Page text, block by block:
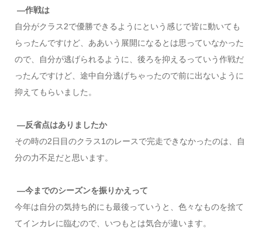
―作戦は
自分がクラス2で優勝できるようにという感じで皆に動いても
らったんですけど、ああいう展開になるとは思っていなかった
ので、自分が逃げられるように、後ろを抑えるっていう作戦だ
ったんですけど、途中自分逃げちゃったので前に出ないように
抑えてもらいました。
―反省点はありましたか
その時の2日目のクラス1のレースで完走できなかったのは、自
分の力不足だと思います。
―今までのシーズンを振りかえって
今年は自分の気持ち的にも最後っていうと、色々なものを捨て
てインカレに臨むので、いつもとは気合が違います。